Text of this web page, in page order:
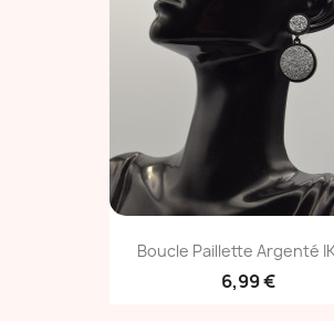
Boucle Paillette Argenté
6,99 €